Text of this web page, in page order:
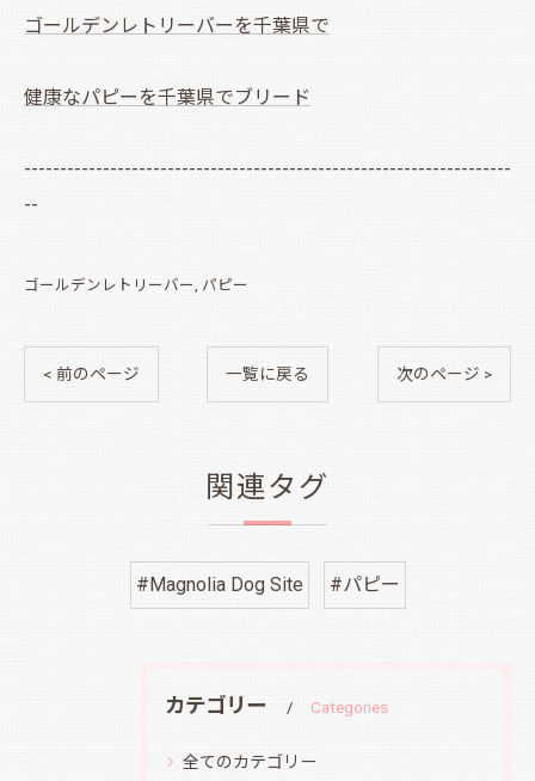
ゴールデンレトリーバーを千葉県で
健康なパピーを千葉県でブリード
--------------------------------------------------------------------
--
ゴールデンレトリーバー パピー
< 前のページ 一覧に戻る 次のページ >
関連タグ
#Magnolia Dog Site #パピー
カテゴリー Categories
全てのカテゴリー